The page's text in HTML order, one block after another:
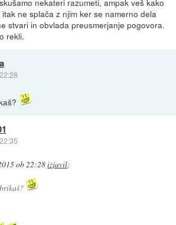
nekateri razumeti, ampak veš kako
ne splača z njim ker se namerno dela
stvari in obvlada preusmerjanje pogovora.
rekli.
ob 22:28izjavil: